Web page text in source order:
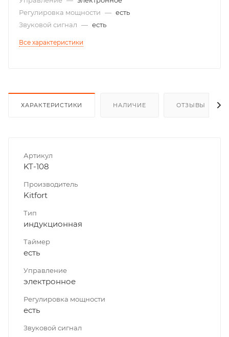
Регулировка мощности — есть
Звуковой сигнал — есть
Все характеристики
ХАРАКТЕРИСТИКИ НАЛИЧИЕ ОТЗЫВЫ
Артикул
KT-108
Производитель
Kitfort
Тип
индукционная
Таймер
есть
Управление
электронное
Регулировка мощности
есть
Звуковой сигнал